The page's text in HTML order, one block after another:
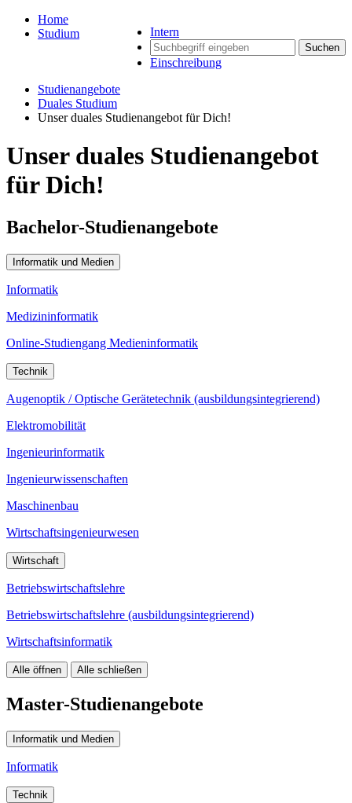
Intern
Suchen
Einschreibung
Home
Studium
Studienangebote
Duales Studium
Unser duales Studienangebot für Dich!
Unser duales Studienangebot
für Dich!
Bachelor-Studienangebote
Informatik und Medien
Informatik
Medizininformatik
Online-Studiengang Medieninformatik
Technik
Augenoptik / Optische Gerätetechnik (ausbildungsintegrierend)
Elektromobilität
Ingenieurinformatik
Ingenieurwissenschaften
Maschinenbau
Wirtschaftsingenieurwesen
Wirtschaft
Betriebswirtschaftslehre
Betriebswirtschaftslehre (ausbildungsintegrierend)
Wirtschaftsinformatik
Alle öffnen Alle schließen
Master-Studienangebote
Informatik und Medien
Informatik
Technik